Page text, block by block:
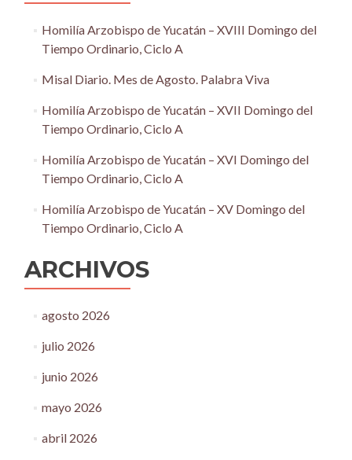
Homilía Arzobispo de Yucatán – XVIII Domingo del
Tiempo Ordinario, Ciclo A
Misal Diario. Mes de Agosto. Palabra Viva
Homilía Arzobispo de Yucatán – XVII Domingo del
Tiempo Ordinario, Ciclo A
Homilía Arzobispo de Yucatán – XVI Domingo del
Tiempo Ordinario, Ciclo A
Homilía Arzobispo de Yucatán – XV Domingo del
Tiempo Ordinario, Ciclo A
ARCHIVOS
agosto 2026
julio 2026
junio 2026
mayo 2026
abril 2026